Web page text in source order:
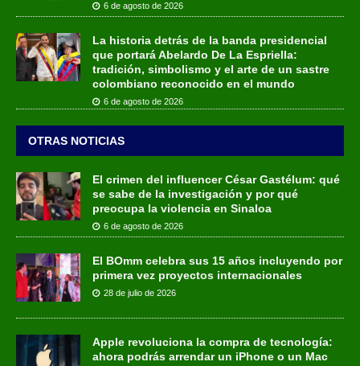
6 de agosto de 2026
La historia detrás de la banda presidencial
que portará Abelardo De La Espriella:
tradición, simbolismo y el arte de un sastre
colombiano reconocido en el mundo
6 de agosto de 2026
OTRAS NOTICIAS
El crimen del influencer César Gastélum: qué
se sabe de la investigación y por qué
preocupa la violencia en Sinaloa
6 de agosto de 2026
El BOmm celebra sus 15 años incluyendo por
primera vez proyectos internacionales
28 de julio de 2026
Apple revoluciona la compra de tecnología:
ahora podrás arrendar un iPhone o un Mac